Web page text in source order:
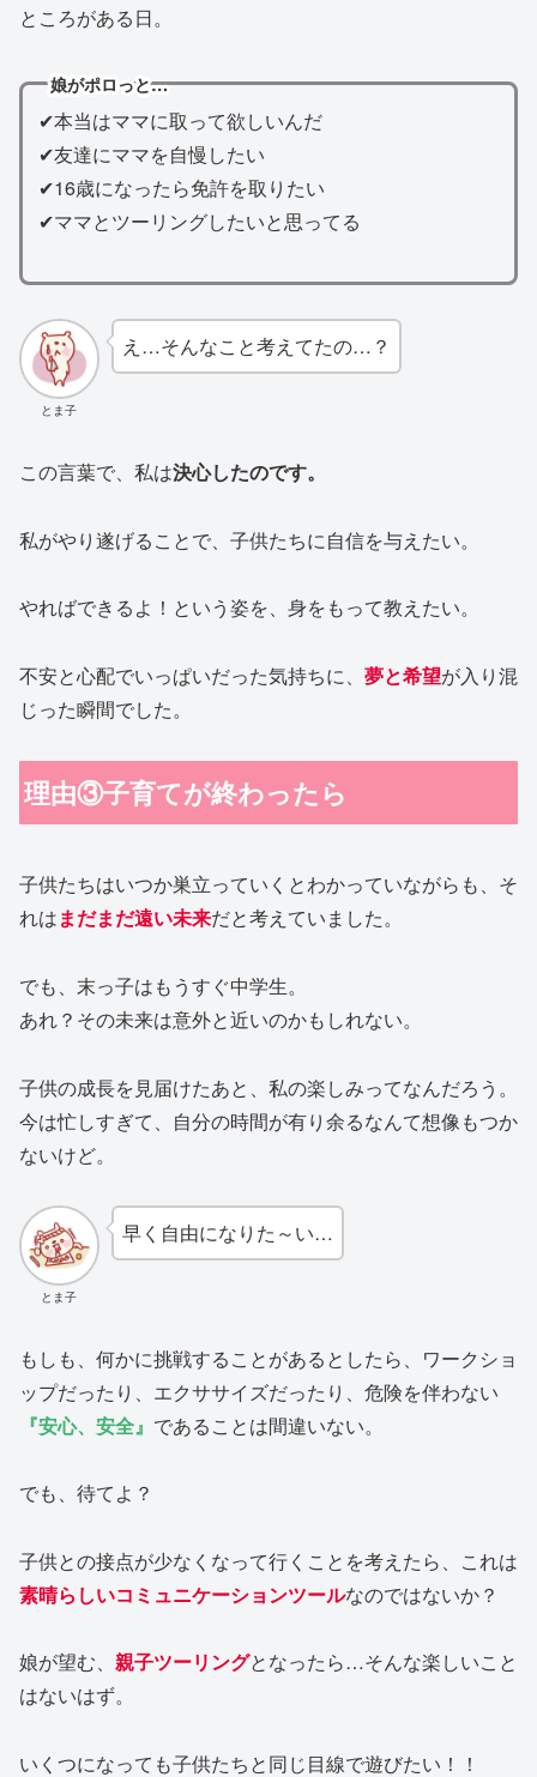
ところがある日。
娘がポロっと…
✔本当はママに取って欲しいんだ
✔友達にママを自慢したい
✔16歳になったら免許を取りたい
✔ママとツーリングしたいと思ってる
とま子
え…そんなこと考えてたの…？
この言葉で、私は決心したのです。
私がやり遂げることで、子供たちに自信を与えたい。
やればできるよ！という姿を、身をもって教えたい。
不安と心配でいっぱいだった気持ちに、 夢と希望が入り混
じった瞬間でした。
理由③子育てが終わったら
子供たちはいつか巣立っていくとわかっていながらも、そ
れはまだまだ遠い未来だと考えていました。
でも、末っ子はもうすぐ中学生。
あれ？その未来は意外と近いのかもしれない。
子供の成長を見届けたあと、私の楽しみってなんだろう。
今は忙しすぎて、自分の時間が有り余るなんて想像もつか
ないけど。
とま子
早く自由になりた～い…
もしも、何かに挑戦することがあるとしたら、ワークショ
ップだったり、エクササイズだったり、危険を伴わない
『安心、安全』 であることは間違いない。
でも、待てよ？
子供との接点が少なくなって行くことを考えたら、これは
素晴らしいコミュニケーションツールなのではないか？
娘が望む、 親子ツーリングとなったら…そんな楽しいこと
はないはず。
いくつになっても子供たちと同じ目線で遊びたい！！